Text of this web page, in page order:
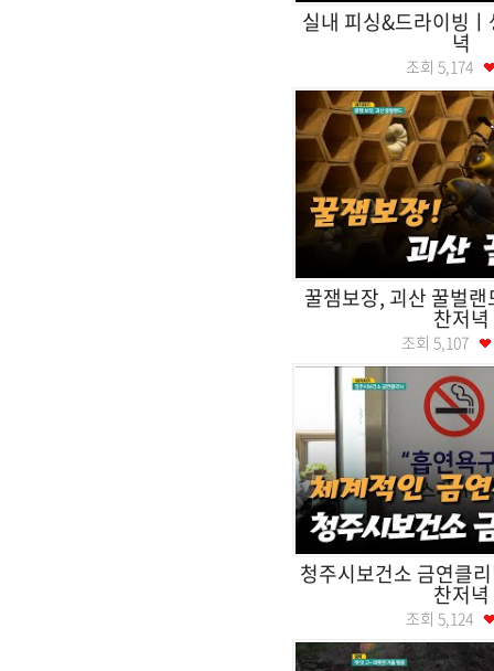
실내 피싱&드라이빙
녁
조회 5,174
꿀잼보장, 괴산 꿀벌
찬저녁
조회 5,107
청주시보건소 금연클
찬저녁
조회 5,124